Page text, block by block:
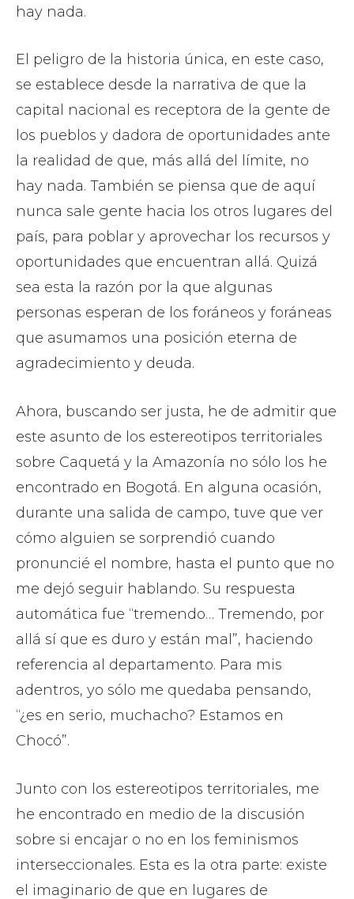
hay nada.
El peligro de la historia única, en este caso,
se establece desde la narrativa de que la
capital nacional es receptora de la gente de
los pueblos y dadora de oportunidades ante
la realidad de que, más allá del límite, no
hay nada. También se piensa que de aquí
nunca sale gente hacia los otros lugares del
país, para poblar y aprovechar los recursos y
oportunidades que encuentran allá. Quizá
sea esta la razón por la que algunas
personas esperan de los foráneos y foráneas
que asumamos una posición eterna de
agradecimiento y deuda.
Ahora, buscando ser justa, he de admitir que
este asunto de los estereotipos territoriales
sobre Caquetá y la Amazonía no sólo los he
encontrado en Bogotá. En alguna ocasión,
durante una salida de campo, tuve que ver
cómo alguien se sorprendió cuando
pronuncié el nombre, hasta el punto que no
me dejó seguir hablando. Su respuesta
automática fue “tremendo… Tremendo, por
allá sí que es duro y están mal”, haciendo
referencia al departamento. Para mis
adentros, yo sólo me quedaba pensando,
“¿es en serio, muchacho? Estamos en
Chocó”.
Junto con los estereotipos territoriales, me
he encontrado en medio de la discusión
sobre si encajar o no en los feminismos
interseccionales. Esta es la otra parte: existe
el imaginario de que en lugares de